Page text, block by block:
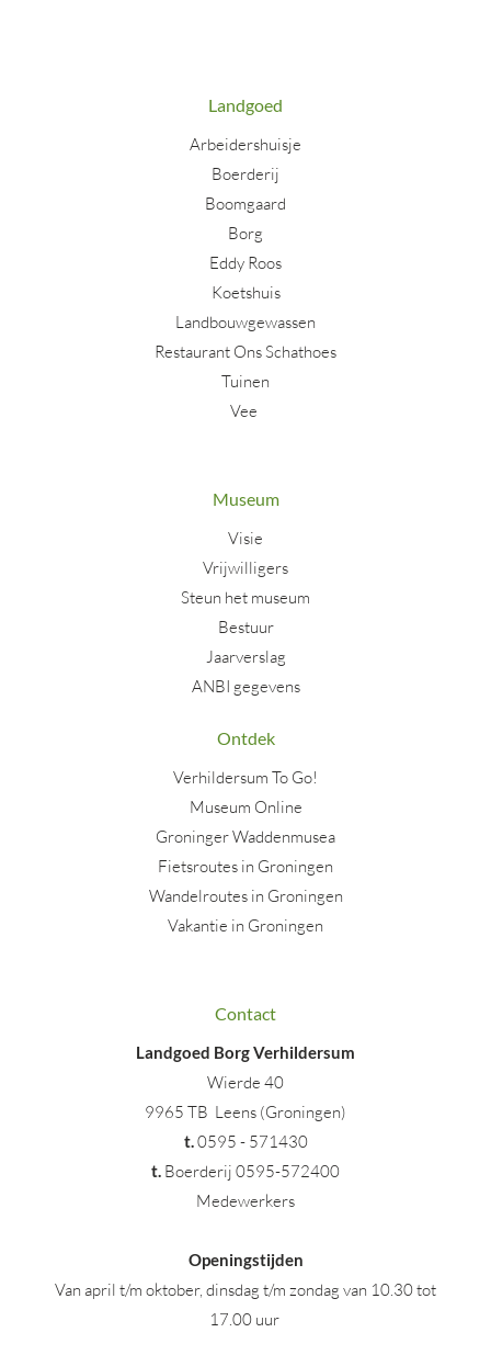
Landgoed
Arbeidershuisje
Boerderij
Boomgaard
Borg
Eddy Roos
Koetshuis
Landbouwgewassen
Restaurant Ons Schathoes
Tuinen
Vee
Museum
Visie
Vrijwilligers
Steun het museum
Bestuur
Jaarverslag
ANBI gegevens
Ontdek
Verhildersum To Go!
Museum Online
Groninger Waddenmusea
Fietsroutes in Groningen
Wandelroutes in Groningen
Vakantie in Groningen
Contact
Landgoed Borg Verhildersum
Wierde 40
9965 TB Leens (Groningen)
t.0595 - 571430
t. Boerderij 0595-572400
Medewerkers
Openingstijden
Van april t/m oktober, dinsdag t/m zondag van 10.30 tot
17.00 uur